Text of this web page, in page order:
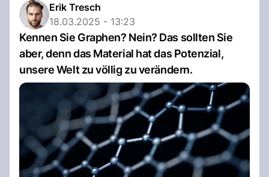
Erik Tresch
18.03.2025 - 13:23
Kennen Sie Graphen? Nein? Das sollten Sie
aber, denn das Material hat das Potenzial,
unsere Welt zu völlig zu verändern.